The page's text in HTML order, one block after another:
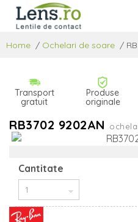
Home / Ochelari de soare /
Transport
gratuit
Produse
originale
RB3702 9202AN
Cantitate